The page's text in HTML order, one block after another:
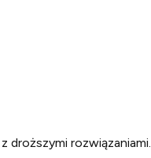
droższymi rozwiązaniami.